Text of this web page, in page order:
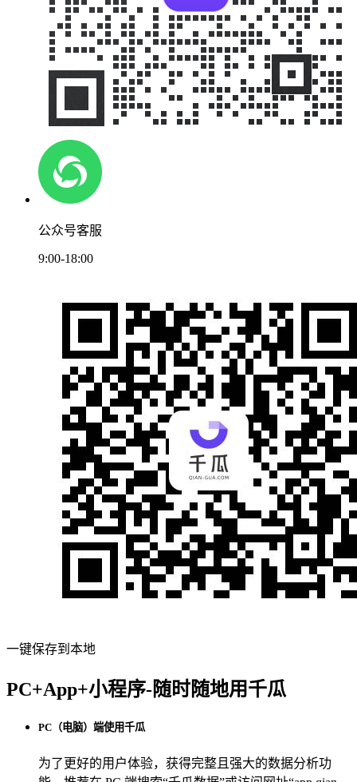
公众号客服
9:00-18:00
一键保存到本地
PC+App+小程序-随时随地用千瓜
PC（电脑）端使用千瓜
为了更好的用户体验，获得完整且强大的数据分析功